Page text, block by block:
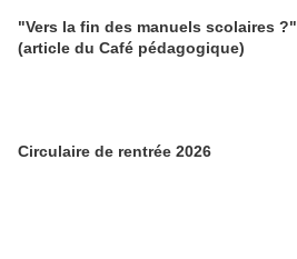
"Vers la fin des manuels scolaires ?"
(article du Café pédagogique)
Circulaire de rentrée 2026